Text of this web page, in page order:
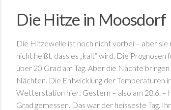
Die Hitze in Moosdorf
Die Hitzewelle ist noch nicht vorbei – aber
nicht heißt, dass es „kalt“ wird. Die
über 20 Grad am Tag. Aber die Nächte
Nächten. Die Entwicklung der Temperaturen
Wetterstation hier: Gestern – also am 28.6. –
Grad gemessen. Das war der heisseste Tag.